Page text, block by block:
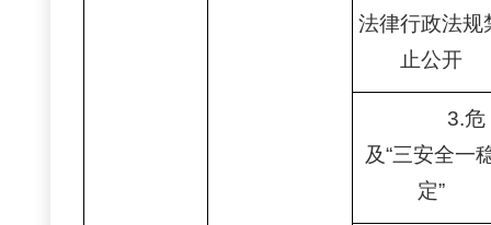
法律行政法规
止公开
3.危
及“三安全一
定”